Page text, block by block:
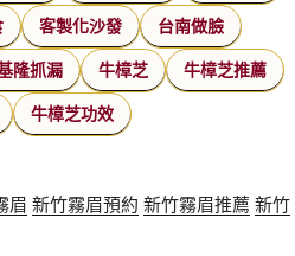
客製化沙發 台南做臉
隆抓漏 牛樟芝 牛樟芝推薦
牛樟芝功效
眉 新竹霧眉預約 新竹霧眉推薦 新竹